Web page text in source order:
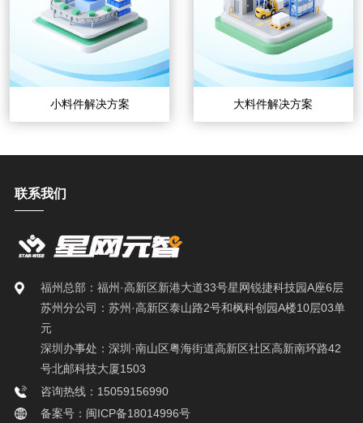
小料件解决方案 大料件解决方案
联系我们
福州总部：福州·高新区新港大道33号星网锐捷科技园A座6层
苏州分公司：苏州·高新区泰山路2号和枫科创园A楼10层03单
元
深圳办事处：深圳·南山区粤海街道高新区社区高新南环路42
号北邮科技大厦1503
咨询热线：15059156990
备案号：闽ICP备18014996号